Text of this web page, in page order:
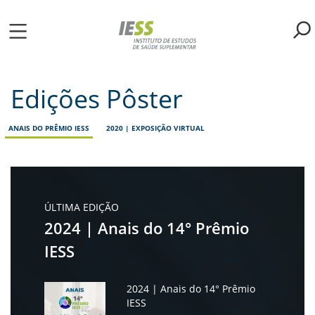
para
Edições Pôster
ANAIS DO PRÊMIO IESS 2020 | EXPOSIÇÃO VIRTUAL
ÚLTIMA EDIÇÃO
2024 | Anais do 14° Prêmio
IESS
2024 | Anais do 14° Prêmio
IESS